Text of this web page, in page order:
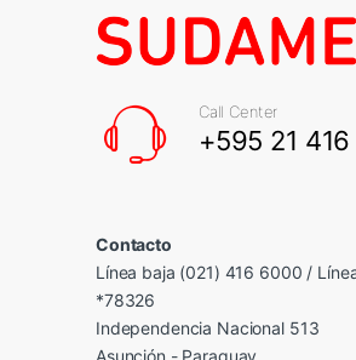
Call Center
+595 21
Contacto
Línea baja (021) 416 6000 /
*78326
Independencia Nacional 513
Asunción - Paraguay